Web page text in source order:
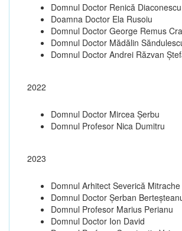
Domnul Doctor Renică Diaconescu
Doamna Doctor Ela Rusoiu
Domnul Doctor George Remus
Domnul Doctor Mădălin
Domnul Doctor Andrei Răzvan
2022
Domnul Doctor Mircea Șerbu
Domnul Profesor Nica Dumitru
2023
Domnul Arhitect Severică Mitrache
Domnul Doctor Șerban
Domnul Profesor Marius Perianu
Domnul Doctor Ion David